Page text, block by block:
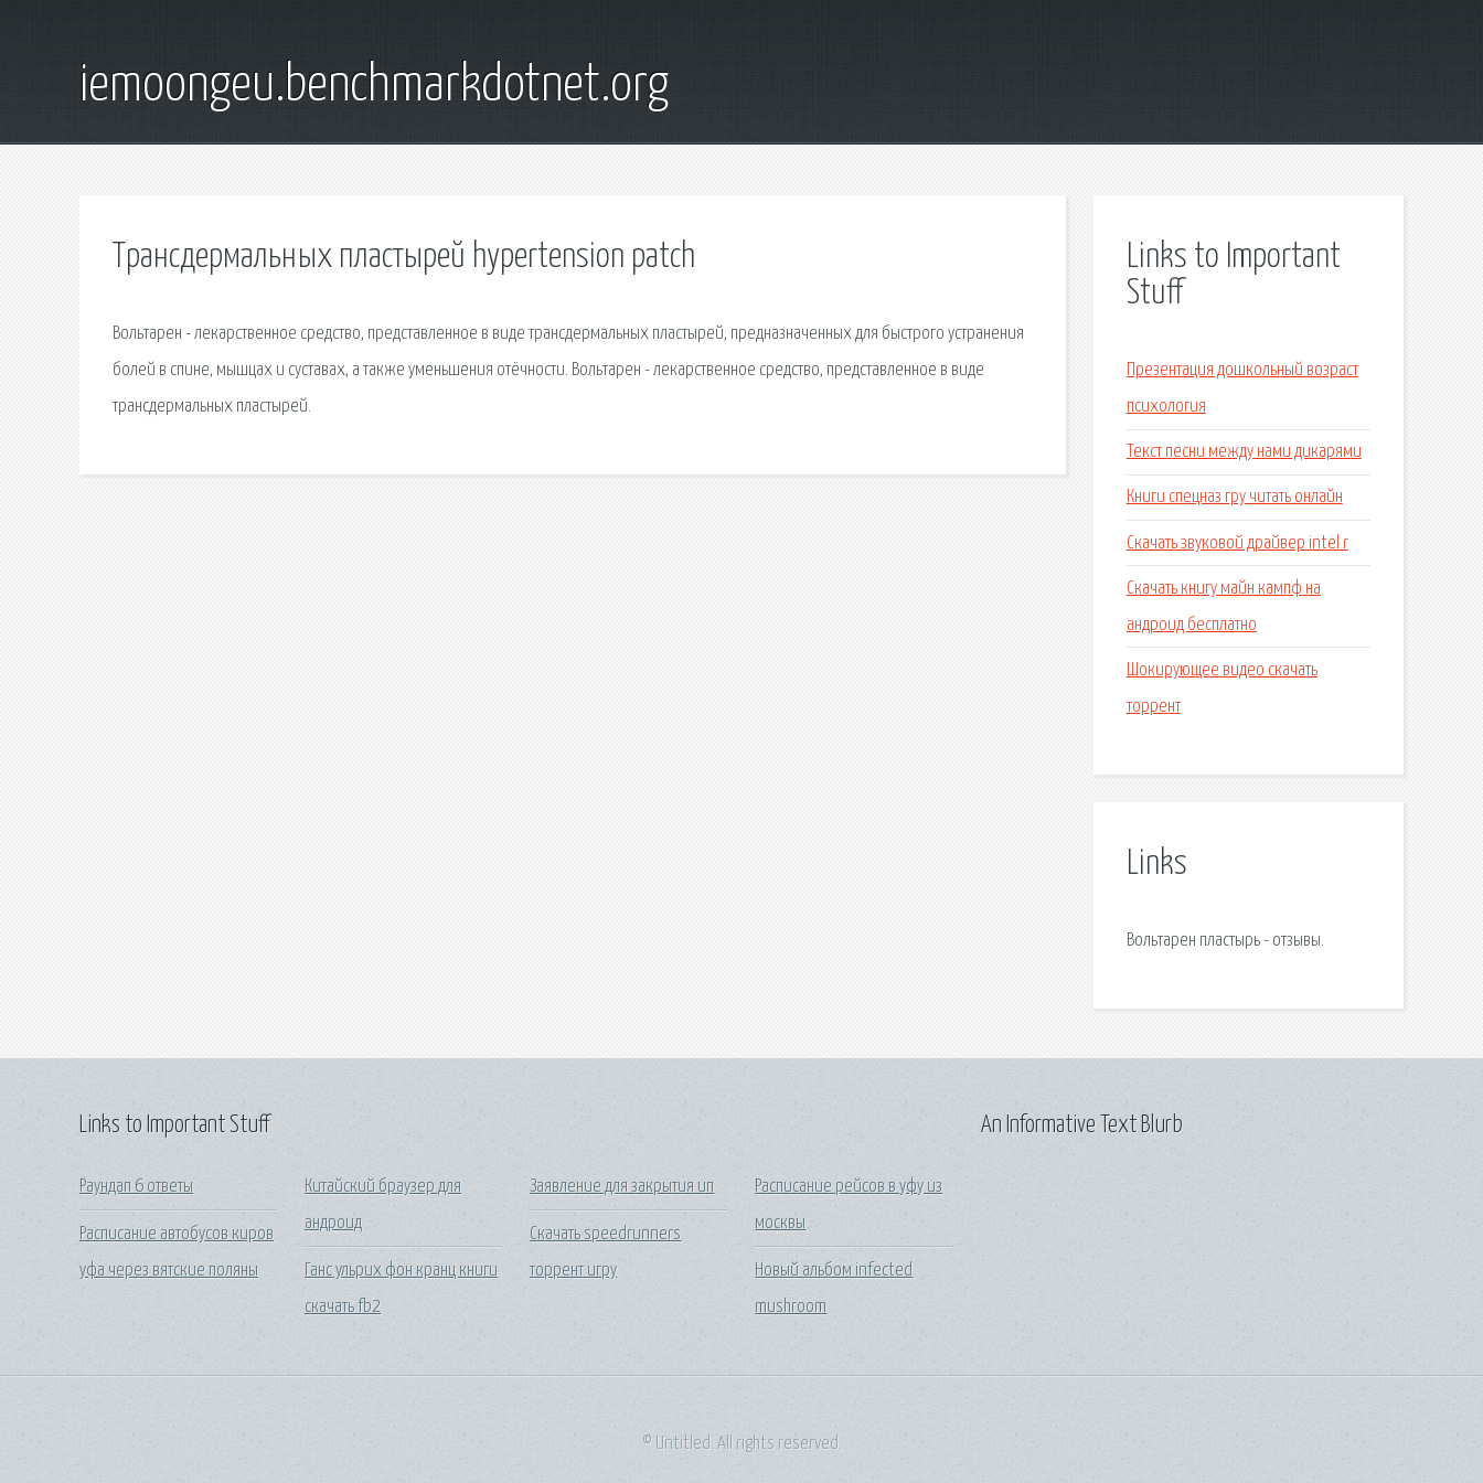
iemoongeu.benchmarkdotnet.org
Трансдермальных пластырей hypertension patch
Вольтарен - лекарственное средство, представленное в виде трансдермальных пластырей, предназначенных для быстрого устранения
болей в спине, мышцах и суставах, а также уменьшения отёчности. Вольтарен - лекарственное средство, представленное в виде
трансдермальных пластырей.
Links to Important
Stuff
Презентация дошкольный возраст
психология
Текст песни между нами дикарями
Книги спецназ гру читать онлайн
Скачать звуковой драйвер intel r
Скачать книгу майн кампф на
андроид бесплатно
Шокирующее видео скачать
торрент
Links
Вольтарен пластырь - отзывы.
Links to Important Stuff
Раундап 6 ответы
Расписание автобусов киров
уфа через вятские поляны
Китайский браузер для
андроид
Ганс ульрих фон кранц книги
скачать fb2
Заявление для закрытия ип
Скачать speedrunners
торрент игру
Расписание рейсов в уфу из
москвы
Новый альбом infected
mushroom
An Informative Text Blurb
© Untitled. All rights reserved.